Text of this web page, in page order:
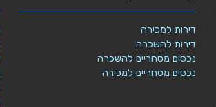
דירות למכירה
דירות להשכרה
נכסים מסחריים להשכרה
נכסים מסחריים למכירה